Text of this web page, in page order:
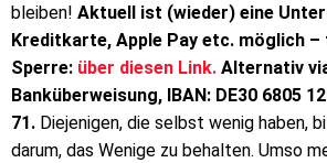
bleiben! Aktuell ist (wieder) eine
Kreditkarte, Apple Pay etc. möglich
Sperre: über diesen Link. Alternativ
Banküberweisung, IBAN: DE30 6805
71. Diejenigen, die selbst wenig haben,
darum, das Wenige zu behalten. Umso